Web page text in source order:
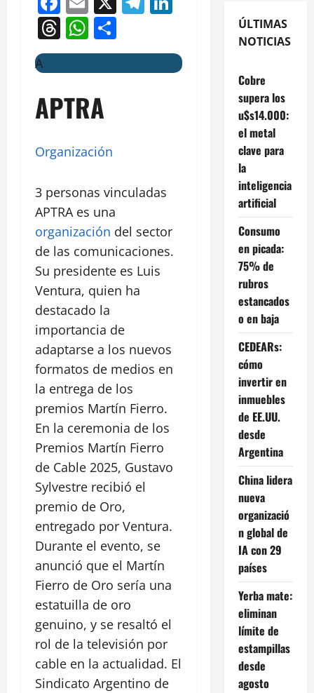
Threads
WhatsApp
A
APTRA
Organización
3 personas vinculadas
APTRA es una
organización del sector
de las comunicaciones.
Su presidente es Luis
Ventura, quien ha
destacado la
importancia de
adaptarse a los nuevos
formatos de medios en
la entrega de los
premios Martín Fierro.
En la ceremonia de los
Premios Martín Fierro
de Cable 2025, Gustavo
Sylvestre recibió el
premio de Oro,
entregado por Ventura.
Durante el evento, se
anunció que el Martín
Fierro de Oro sería una
estatuilla de oro
genuino, y se resaltó el
rol de la televisión por
cable en la actualidad. El
Sindicato Argentino de
ÚLTIMAS
NOTICIAS
Cobre
supera los
u$s14.000:
el metal
clave para
la
inteligencia
artificial
Consumo
en picada:
75% de
rubros
estancados
o en baja
CEDEARs:
cómo
invertir en
inmuebles
de EE.UU.
desde
Argentina
China lidera
nueva
organizació
n global de
IA con 29
países
Yerba mate:
eliminan
límite de
estampillas
desde
agosto